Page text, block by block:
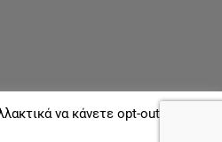
να κάνετε opt-out όποτε